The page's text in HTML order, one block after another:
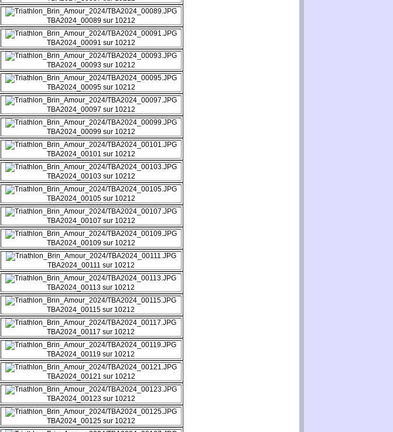
TBA2024_00089 sur 10212
TBA2024_00091 sur 10212
TBA2024_00093 sur 10212
TBA2024_00095 sur 10212
TBA2024_00097 sur 10212
TBA2024_00099 sur 10212
TBA2024_00101 sur 10212
TBA2024_00103 sur 10212
TBA2024_00105 sur 10212
TBA2024_00107 sur 10212
TBA2024_00109 sur 10212
TBA2024_00111 sur 10212
TBA2024_00113 sur 10212
TBA2024_00115 sur 10212
TBA2024_00117 sur 10212
TBA2024_00119 sur 10212
TBA2024_00121 sur 10212
TBA2024_00123 sur 10212
TBA2024_00125 sur 10212